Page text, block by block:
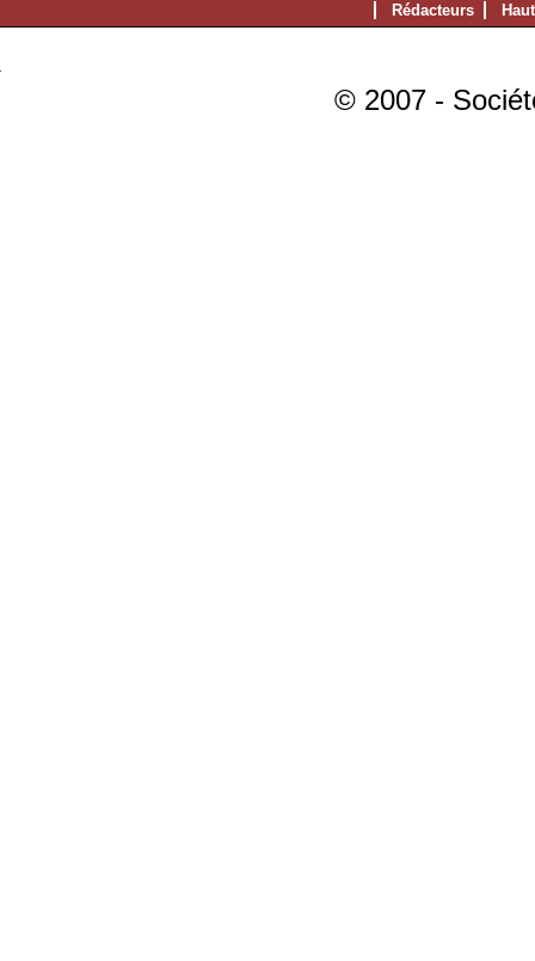
Rédacteurs
© 2007 -